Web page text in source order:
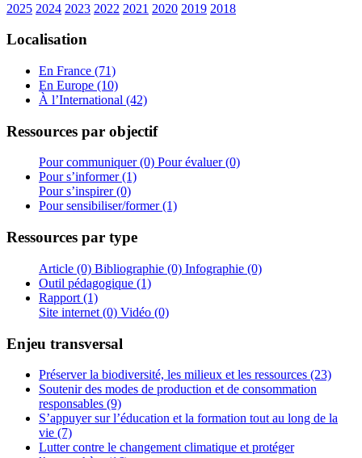
2025 2024 2023 2022 2021 2020 2019 2018
Localisation
En France (71)
En Europe (10)
À l’International (42)
Ressources par objectif
Pour communiquer (0) Pour évaluer (0)
Pour s’informer (1)
Pour s’inspirer (0)
Pour sensibiliser/former (1)
Ressources par type
Article (0) Bibliographie (0) Infographie (0)
Outil pédagogique (1)
Rapport (1)
Site internet (0) Vidéo (0)
Enjeu transversal
Préserver la biodiversité, les milieux et les ressources (23)
Soutenir des modes de production et de consommation
responsables (9)
S’appuyer sur l’éducation et la formation tout au long de la
vie (7)
Lutter contre le changement climatique et protéger